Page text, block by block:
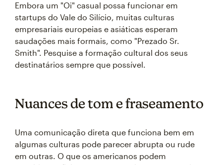
Embora um "Oi" casual possa funcionar em
startups do Vale do Silício, muitas culturas
empresariais europeias e asiáticas esperam
saudações mais formais, como "Prezado Sr.
Smith". Pesquise a formação cultural dos seus
destinatários sempre que possível.
Nuances de tom e fraseamento
Uma comunicação direta que funciona bem em
algumas culturas pode parecer abrupta ou rude
em outras. O que os americanos podem